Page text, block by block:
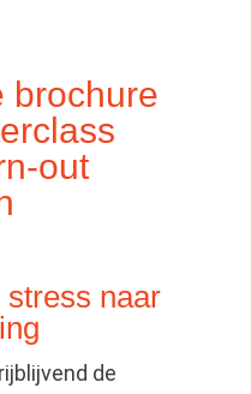
brochure
out
stress naar
de